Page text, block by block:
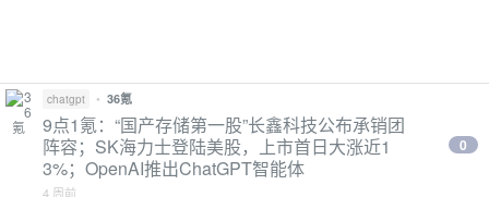
chatgpt • 36氪
9点1氪：“国产存储第一股”长鑫科技公布承销团
阵容；SK海力士登陆美股，上市首日大涨近1
3%；OpenAI推出ChatGPT智能体
4 周前
0